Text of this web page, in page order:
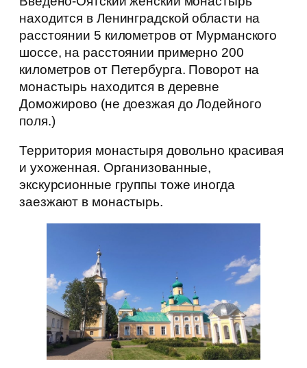
находится в Ленинградской области на
расстоянии 5 километров от Мурманского
шоссе, на расстоянии примерно 200
километров от Петербурга. Поворот на
монастырь находится в деревне
Доможирово (не доезжая до Лодейного
поля.)
Территория монастыря довольно красивая
и ухоженная. Организованные,
экскурсионные группы тоже иногда
заезжают в монастырь.